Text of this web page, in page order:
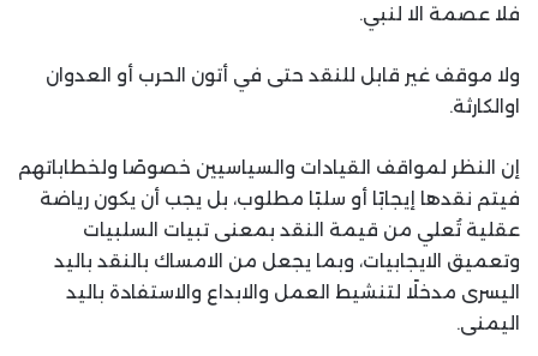
فلا عصمة الا لنبي.
ولا موقف غير قابل للنقد حتى في أتون الحرب أو العدوان
اوالكارثة.
إن النظر لمواقف القيادات والسياسيين خصوصًا ولخطاباتهم
فيتم نقدها إيجابًا أو سلبًا مطلوب، بل يجب أن يكون رياضة
عقلية تُعلي من قيمة النقد بمعنى تبيات السلبيات
وتعميق الايجابيات، وبما يجعل من الامساك بالنقد باليد
اليسرى مدخلًا لتنشيط العمل والابداع والاستفادة باليد
اليمنى.